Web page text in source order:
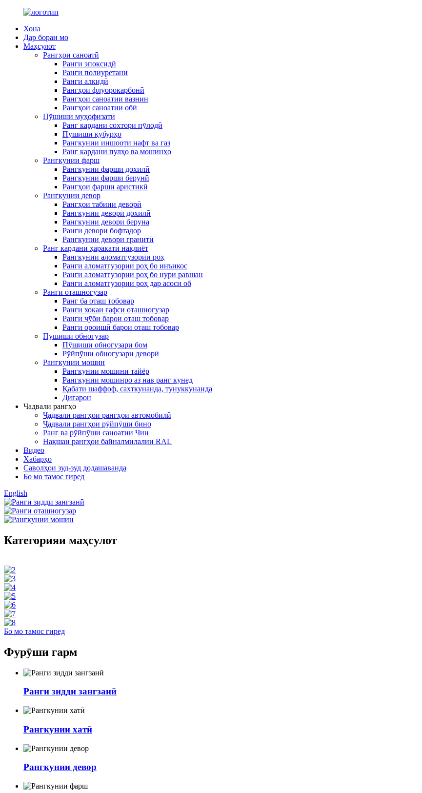
Хона
Дар бораи мо
Маҳсулот
Рангҳои саноатӣ
Ранги эпоксидӣ
Ранги полиуретанӣ
Ранги алкидӣ
Рангҳои флуорокарбонӣ
Рангҳои саноатии вазнин
Рангҳои саноатии обӣ
Пӯшиши муҳофизатӣ
Ранг кардани сохтори пӯлодӣ
Пӯшиши қубурҳо
Рангкунии иншооти нафт ва газ
Ранг кардани пулҳо ва мошинҳо
Рангкунии фарш
Рангкунии фарши дохилӣ
Рангкунии фарши берунӣ
Рангҳои фарши аристикӣ
Рангкунии девор
Рангҳои табиии деворӣ
Рангкунии девори дохилӣ
Рангкунии девори беруна
Ранги девори бофтадор
Рангкунии девори гранитӣ
Ранг кардани ҳаракати нақлиёт
Рангкунии аломатгузории роҳ
Ранги аломатгузории роҳ бо инъикос
Ранги аломатгузории роҳ бо нури равшан
Ранги аломатгузории роҳ дар асоси об
Ранги оташногузар
Ранг ба оташ тобовар
Ранги хокаи ғафси оташногузар
Ранги чӯбӣ барои оташ тобовар
Ранги ороишӣ барои оташ тобовар
Пӯшиши обногузар
Пӯшиши обногузари бом
Рӯйпӯши обногузари деворӣ
Рангкунии мошин
Рангкунии мошини тайёр
Рангкунии мошинро аз нав ранг кунед
Қабати шаффоф, сахткунанда, тунуккунанда
Дигарон
Ҷадвали рангҳо
Ҷадвали рангҳои рангҳои автомобилӣ
Ҷадвали рангҳои рӯйпӯши бино
Ранг ва рӯйпӯши саноатии Чин
Нақшаи рангҳои байналмилалии RAL
Видео
Хабарҳо
Саволҳои зуд-зуд додашаванда
Бо мо тамос гиред
English
Категорияи маҳсулот
Бо мо тамос гиред
Фурӯши гарм
Ранги зидди зангзанӣ
Рангкунии хатӣ
Рангкунии девор